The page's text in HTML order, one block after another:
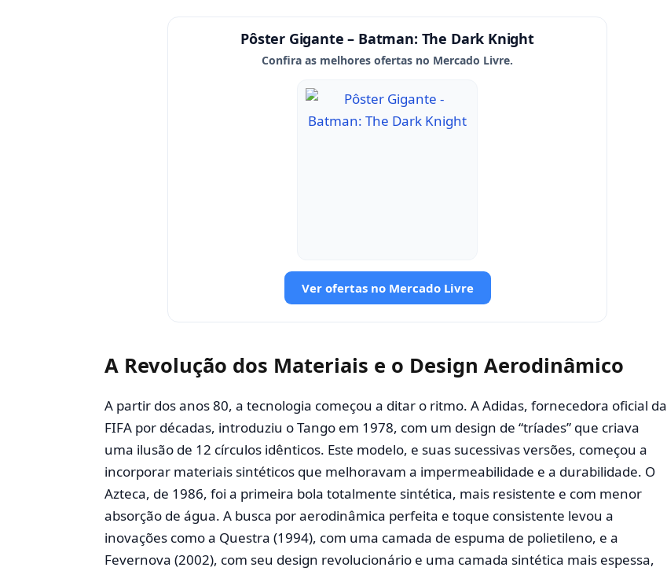
Pôster Gigante – Batman: The Dark Knight
Confira as melhores ofertas no Mercado Livre.
Ver ofertas no Mercado Livre
A Revolução dos Materiais e o Design Aerodinâmico
A partir dos anos 80, a tecnologia começou a ditar o ritmo. A Adidas, fornecedora oficial da
FIFA por décadas, introduziu o Tango em 1978, com um design de “tríades” que criava
uma ilusão de 12 círculos idênticos. Este modelo, e suas sucessivas versões, começou a
incorporar materiais sintéticos que melhoravam a impermeabilidade e a durabilidade. O
Azteca, de 1986, foi a primeira bola totalmente sintética, mais resistente e com menor
absorção de água. A busca por aerodinâmica perfeita e toque consistente levou a
inovações como a Questra (1994), com uma camada de espuma de polietileno, e a
Fevernova (2002), com seu design revolucionário e uma camada sintética mais espessa,